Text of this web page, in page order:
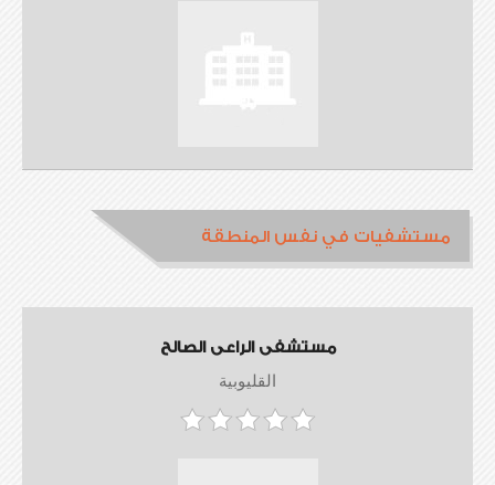
مستشفيات في نفس المنطقة
مستشفى الراعى الصالح
القليوبية